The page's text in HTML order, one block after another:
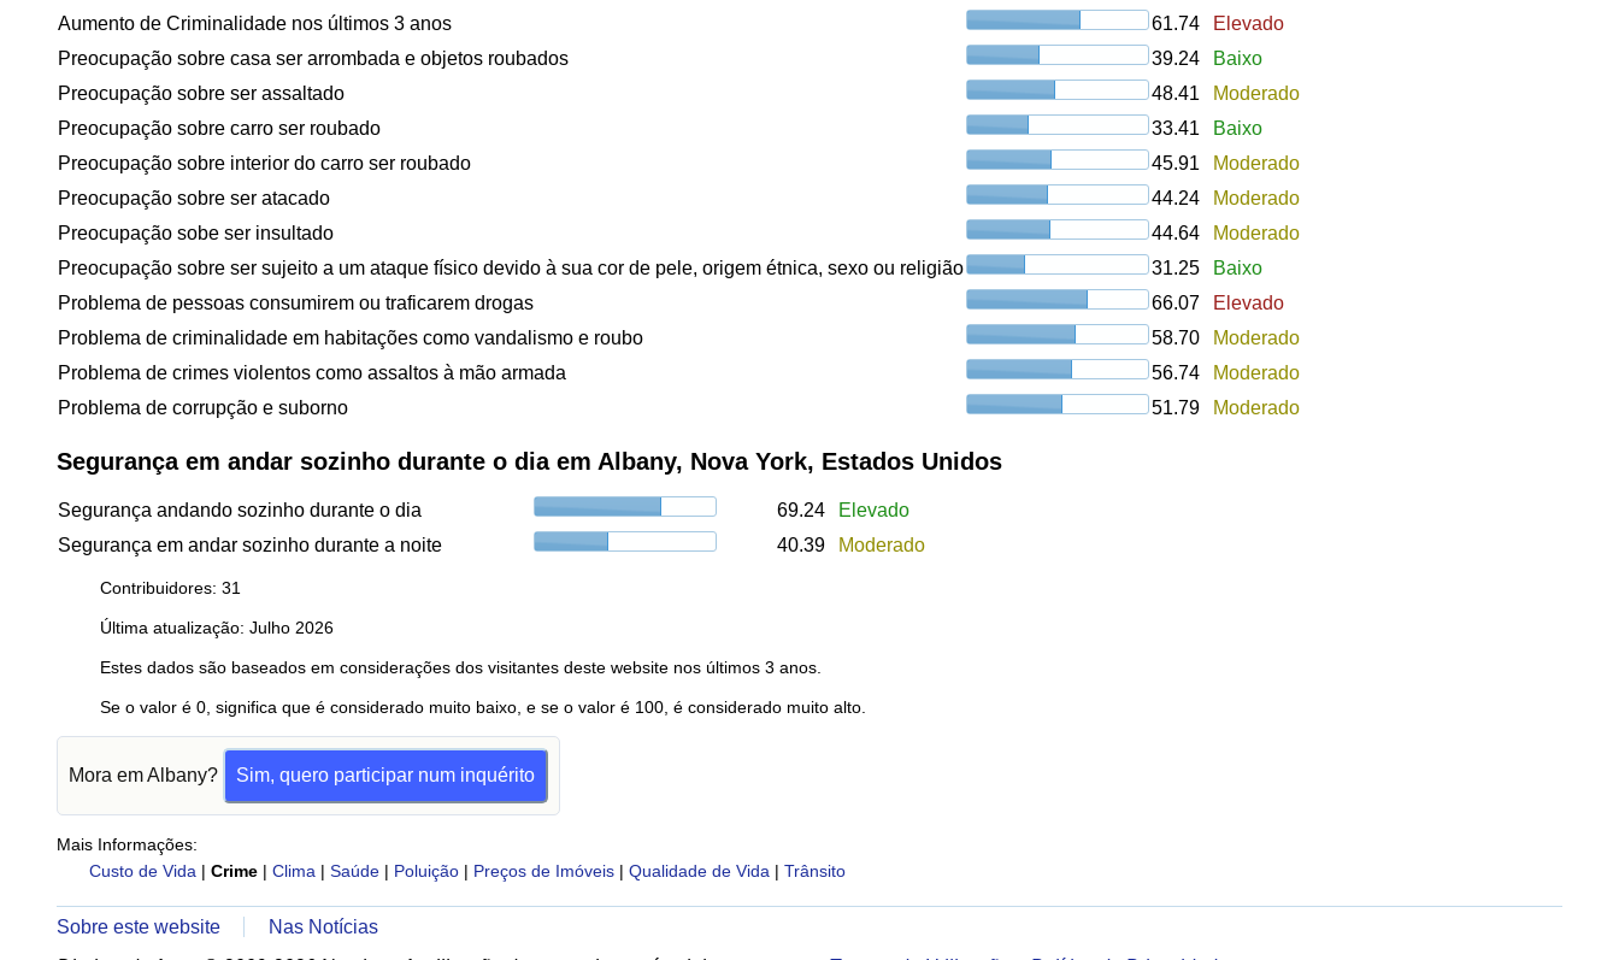
Aumento de Criminalidade nos últimos 3 anos
61.74
Elevado
Preocupação sobre casa ser arrombada e objetos roubados
39.24
Baixo
Preocupação sobre ser assaltado
48.41
Moderado
Preocupação sobre carro ser roubado
33.41
Baixo
Preocupação sobre interior do carro ser roubado
45.91
Moderado
Preocupação sobre ser atacado
44.24
Moderado
Preocupação sobe ser insultado
44.64
Moderado
Preocupação sobre ser sujeito a um ataque físico devido à sua cor de pele, origem étnica, sexo ou religião
31.25
Baixo
Problema de pessoas consumirem ou traficarem drogas
66.07
Elevado
Problema de criminalidade em habitações como vandalismo e roubo
58.70
Moderado
Problema de crimes violentos como assaltos à mão armada
56.74
Moderado
Problema de corrupção e suborno
51.79 Moderado
Segurança em andar sozinho durante o dia em Albany, Nova York, Estados Unidos
Segurança andando sozinho durante o dia 69.24
Elevado
Segurança em andar sozinho durante a noite
40.39 Moderado
Contribuidores: 31
Última atualização: Julho 2026
Estes dados são baseados em considerações dos visitantes deste website nos últimos 3 anos.
Se o valor é 0, significa que é considerado muito baixo, e se o valor é 100, é considerado muito alto.
Mora em Albany? Sim, quero participar num inquérito
Mais Informações:
Custo de Vida | Crime | Clima | Saúde | Poluição | Preços de Imóveis | Qualidade de Vida | Trânsito
Sobre este website
Nas Notícias